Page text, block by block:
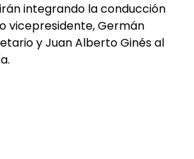
integrando la conducción
vicepresidente, Germán
y Juan Alberto Ginés al